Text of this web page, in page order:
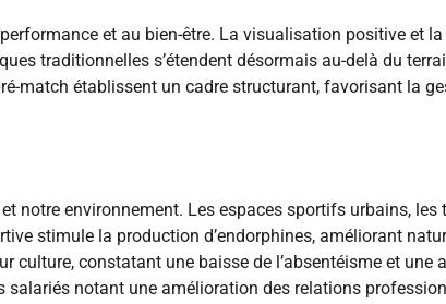
et au bien-être. La visualisation positive et
traditionnelles s’étendent désormais au-delà du
match établissent un cadre structurant, favorisant la
notre environnement. Les espaces sportifs urbains,
stimule la production d’endorphines, améliorant
culture, constatant une baisse de l’absentéisme et
salariés notant une amélioration des relations